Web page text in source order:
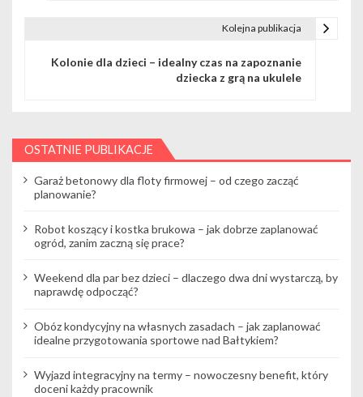
j
a
w
p
u
Kolejna publikacja
Kolonie dla dzieci – idealny czas na zapoznanie
dziecka z grą na ukulele
OSTATNIE PUBLIKACJE
Garaż betonowy dla floty firmowej – od czego zacząć
planowanie?
Robot koszący i kostka brukowa – jak dobrze zaplanować
ogród, zanim zaczną się prace?
Weekend dla par bez dzieci – dlaczego dwa dni wystarczą, by
naprawdę odpocząć?
Obóz kondycyjny na własnych zasadach – jak zaplanować
idealne przygotowania sportowe nad Bałtykiem?
Wyjazd integracyjny na termy – nowoczesny benefit, który
doceni każdy pracownik